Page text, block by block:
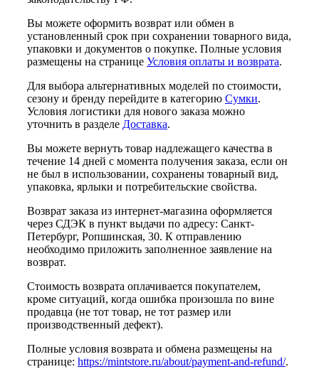
Вы можете оформить возврат или обмен в
установленный срок при сохранении товарного вида,
упаковки и документов о покупке. Полные условия
размещены на странице Условия оплаты и возврата.
Для выбора альтернативных моделей по стоимости,
сезону и бренду перейдите в категорию Сумки.
Условия логистики для нового заказа можно
уточнить в разделе Доставка.
Вы можете вернуть товар надлежащего качества в
течение 14 дней с момента получения заказа, если он
не был в использовании, сохранены товарный вид,
упаковка, ярлыки и потребительские свойства.
Возврат заказа из интернет-магазина оформляется
через СДЭК в пункт выдачи по адресу: Санкт-
Петербург, Ропшинская, 30. К отправлению
необходимо приложить заполненное заявление на
возврат.
Стоимость возврата оплачивается покупателем,
кроме ситуаций, когда ошибка произошла по вине
продавца (не тот товар, не тот размер или
производственный дефект).
Полные условия возврата и обмена размещены на
странице: https://mintstore.ru/about/payment-and-refund/.